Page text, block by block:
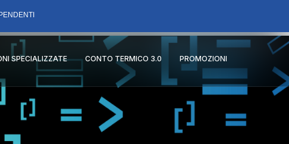
SPECIALIZZATE CONTO TERMICO 3.0 PROMOZIONI